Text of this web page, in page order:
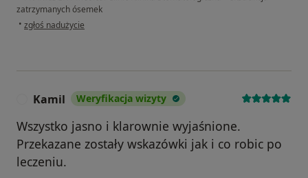
zatrzymanych ósemek
• w opinii użytkownika Dawid
zgłoś nadużycie
Kamil Weryfikacja wizyty
Wszystko jasno i klarownie wyjaśnione.
Przekazane zostały wskazówki jak i co robic po
leczeniu.